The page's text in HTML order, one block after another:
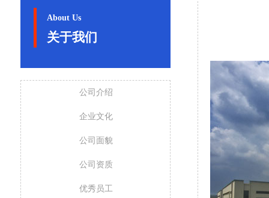
About Us
关于我们
公司介绍
企业文化
公司面貌
公司资质
优秀员工